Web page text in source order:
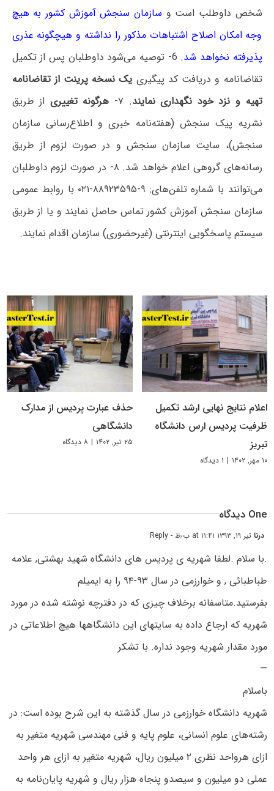
شخص داوطلب است و سازمان سنجش آموزش کشور به هیچ
وجه امکان اصلاح اشتباهات مذکور را نداشته و هیچگونه عذری
پذیرفته نخواهد شد.
6- توصیه‌ می‌شود داوطلبان پس از تکمیل
تقاضانامه و دریافت کد پیگیری یک نسخه پرینت از تقاضانامه
تهیه و نزد خود نگهداری نمایند. ۷- هرگونه‌ تغییری‌ از طریق‌
نشریه پیک‌ سنجش‌ (هفته‌نامه خبری‌ و اطلاع‌رسانی‌ سازمان
‌سنجش‌)، سایت سازمان سنجش و در صورت لزوم ‌از طریق
رسانه‌های گروهی ‌اعلام ‌خواهد شد. ۸- در صورت‌ لزوم‌ داوطلبان
می‌توانند با شماره تلفن‌های: ۹-۸۸۹۲۳۵۹۵-۰۲۱ با روابط عمومی
‌سازمان‌ سنجش‌ آموزش‌ کشور تماس‌ حاصل‌ نمایند و یا از طریق
سیستم پاسخگویی اینترنتی (غیرحضوری) سازمان اقدام نمایند.
اعلام نتایج نهایی ارشد تکمیل
ظرفیت پردیس ارس دانشگاه
تبریز
۱۰ مهر, ۱۴۰۲ | ۱ دیدگاه
حذف عبارت پردیس از مدارک
دانشگاهی
۲۵ تیر, ۱۴۰۲ | ۸ دیدگاه
One دیدگاه
درناتیر ۱۹, ۱۳۹۳ at ۱۱:۴۱ ب٫ظ - Reply
.با سلام .لطفا شهریه ى پردیس هاى دانشگاه شهید بهشتى, علامه
طباطبائى , و خوارزمى در سال ۹۳-۹۴ را به ایمیلم
بفرستید.متاسفانه برخلاف چیزى که در دفترچه نوشته شده در مورد
شهریه که ارجاع داده به سایتهاى این دانشگاهها هیچ اطلاعاتى در
مورد مقدار شهریه وجود نداره. با تشکر
—
باسلام
شهریه دانشگاه خوارزمی در سال گذشته به این شرح بوده است: در
رشته‌های علوم انسانی، علوم پایه و فنی مهندسی شهریه متغیر به
ازای هرواحد نظری ۲ میلیون ریال، شهریه متغیر به ازای هر واحد
عملی دو میلیون و سیصدو پنجاه هزار ریال و شهریه پایان‌نامه به